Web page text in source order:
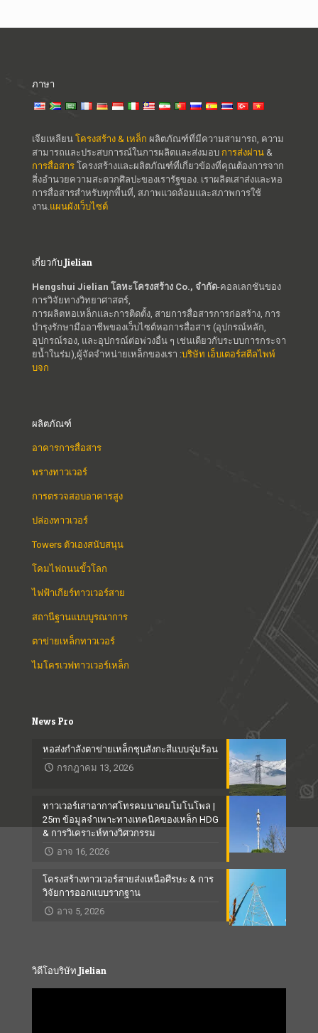
ภาษา
เจียเหลียน โครงสร้าง & เหล็ก ผลิตภัณฑ์ที่มีความสามารถ, ความ
สามารถและประสบการณ์ในการผลิตและส่งมอบ การส่งผ่าน &
การสื่อสาร โครงสร้างและผลิตภัณฑ์ที่เกี่ยวข้องที่คุณต้องการจาก
สิ่งอำนวยความสะดวกศิลปะของเรารัฐของ. เราผลิตเสาส่งและหอ
การสื่อสารสำหรับทุกพื้นที่, สภาพแวดล้อมและสภาพการใช้
งาน. แผนผังเว็บไซต์
เกี่ยวกับ Jielian
Hengshui Jielian โลหะโครงสร้าง Co., จำกัด-คอลเลกชันของ
การวิจัยทางวิทยาศาสตร์,
การผลิตหอเหล็กและการติดตั้ง, สายการสื่อสารการก่อสร้าง, การ
บำรุงรักษามืออาชีพของเว็บไซต์หอการสื่อสาร (อุปกรณ์หลัก,
อุปกรณ์รอง, และอุปกรณ์ต่อพ่วงอื่น ๆ เช่นเดียวกับระบบการกระจา
ยน้ำในร่ม),ผู้จัดจำหน่ายเหล็กของเรา :บริษัท เอ็บเตอร์สตีลไพพ์
บจก
ผลิตภัณฑ์
อาคารการสื่อสาร
พรางทาวเวอร์
การตรวจสอบอาคารสูง
ปล่องทาวเวอร์
Towers ตัวเองสนับสนุน
โคมไฟถนนขั้วโลก
ไฟฟ้าเกียร์ทาวเวอร์สาย
สถานีฐานแบบบูรณาการ
ตาข่ายเหล็กทาวเวอร์
ไมโครเวฟทาวเวอร์เหล็ก
News Pro
หอส่งกำลังตาข่ายเหล็กชุบสังกะสีแบบจุ่มร้อน
กรกฎาคม 13, 2026
ทาวเวอร์เสาอากาศโทรคมนาคมโมโนโพล |
25m ข้อมูลจำเพาะทางเทคนิคของเหล็ก HDG
& การวิเคราะห์ทางวิศวกรรม
อาจ 16, 2026
โครงสร้างทาวเวอร์สายส่งเหนือศีรษะ & การ
วิจัยการออกแบบรากฐาน
อาจ 5, 2026
วิดีโอบริษัท Jielian